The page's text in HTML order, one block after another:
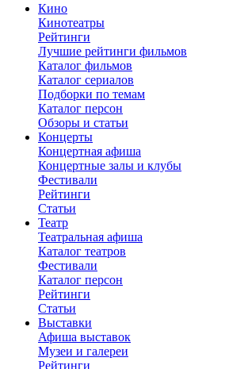
Кино
Кинотеатры
Рейтинги
Лучшие рейтинги фильмов
Каталог фильмов
Каталог сериалов
Подборки по темам
Каталог персон
Обзоры и статьи
Концерты
Концертная афиша
Концертные залы и клубы
Фестивали
Рейтинги
Статьи
Театр
Театральная афиша
Каталог театров
Фестивали
Каталог персон
Рейтинги
Статьи
Выставки
Афиша выставок
Музеи и галереи
Рейтинги